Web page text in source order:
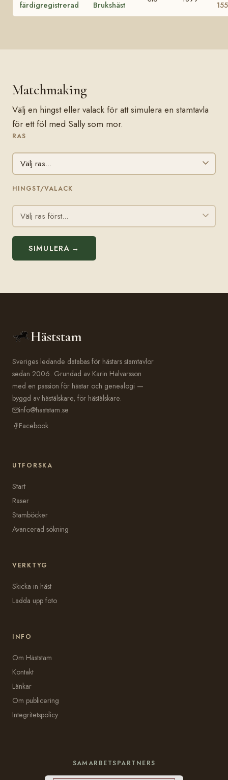
färdigregistrerad Brukshäst 155
Matchmaking
Välj en hingst eller valack för att simulera en stamtavla
för ett föl med Sally som mor.
RAS
HINGST/VALACK
SIMULERA →
Häststam
Sveriges ledande databas för hästars stamtavlor
sedan 2006. Grundad av Karin Halvarsson
med en passion för hästar och genealogi —
byggd av hästälskare, för hästälskare.
info@haststam.se
Facebook
UTFORSKA
Start
Raser
Stamböcker
Avancerad sökning
VERKTYG
Skicka in häst
Ladda upp foto
INFO
Om Häststam
Kontakt
Länkar
Om publicering
Integritetspolicy
SAMARBETSPARTNERS